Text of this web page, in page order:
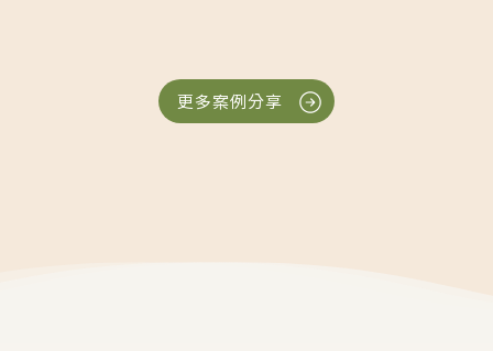
（眼妝可留著）整理好臉部清潔，就轉移陣地到診療
室啦～～～診療間裡面擺放了幾台機器，陳醫師說他
左、右頸肩都各打5針，由平時容易僵硬的後頸兩
側，到常常出力、壯大的斜方肌平均注射。下圖是醫
美療程延伸閱讀琢月診所｜地點地點位在台北大安區
忠孝復興捷運站4號出口走路約5分鐘處，可以從台
更多案例分享